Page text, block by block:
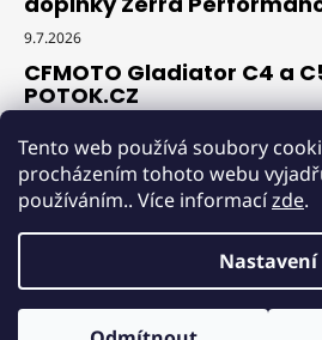
Tento web používá soubory
procházením tohoto webu
používáním.. Více informacízde.
Nastavení
9.7.2026
CFMOTO Gladiator C4 a
POTOK.CZ
Novinka v nabídce:
srovnávač jízdárny Iron
Leveler Pro G2